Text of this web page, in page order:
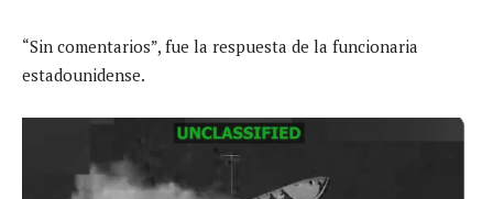
“Sin comentarios”, fue la respuesta de la funcionaria
estadounidense.